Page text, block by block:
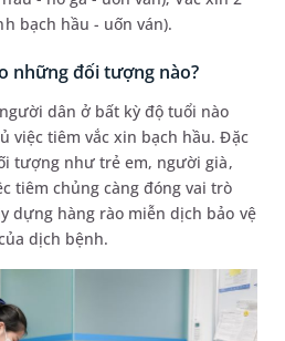
bạch hầu - uốn ván).
những đối tượng nào?
dân ở bất kỳ độ tuổi nào
việc tiêm vắc xin bạch hầu. Đặc
tượng như trẻ em, người già,
tiêm chủng càng đóng vai trò
dựng hàng rào miễn dịch bảo vệ
dịch bệnh.